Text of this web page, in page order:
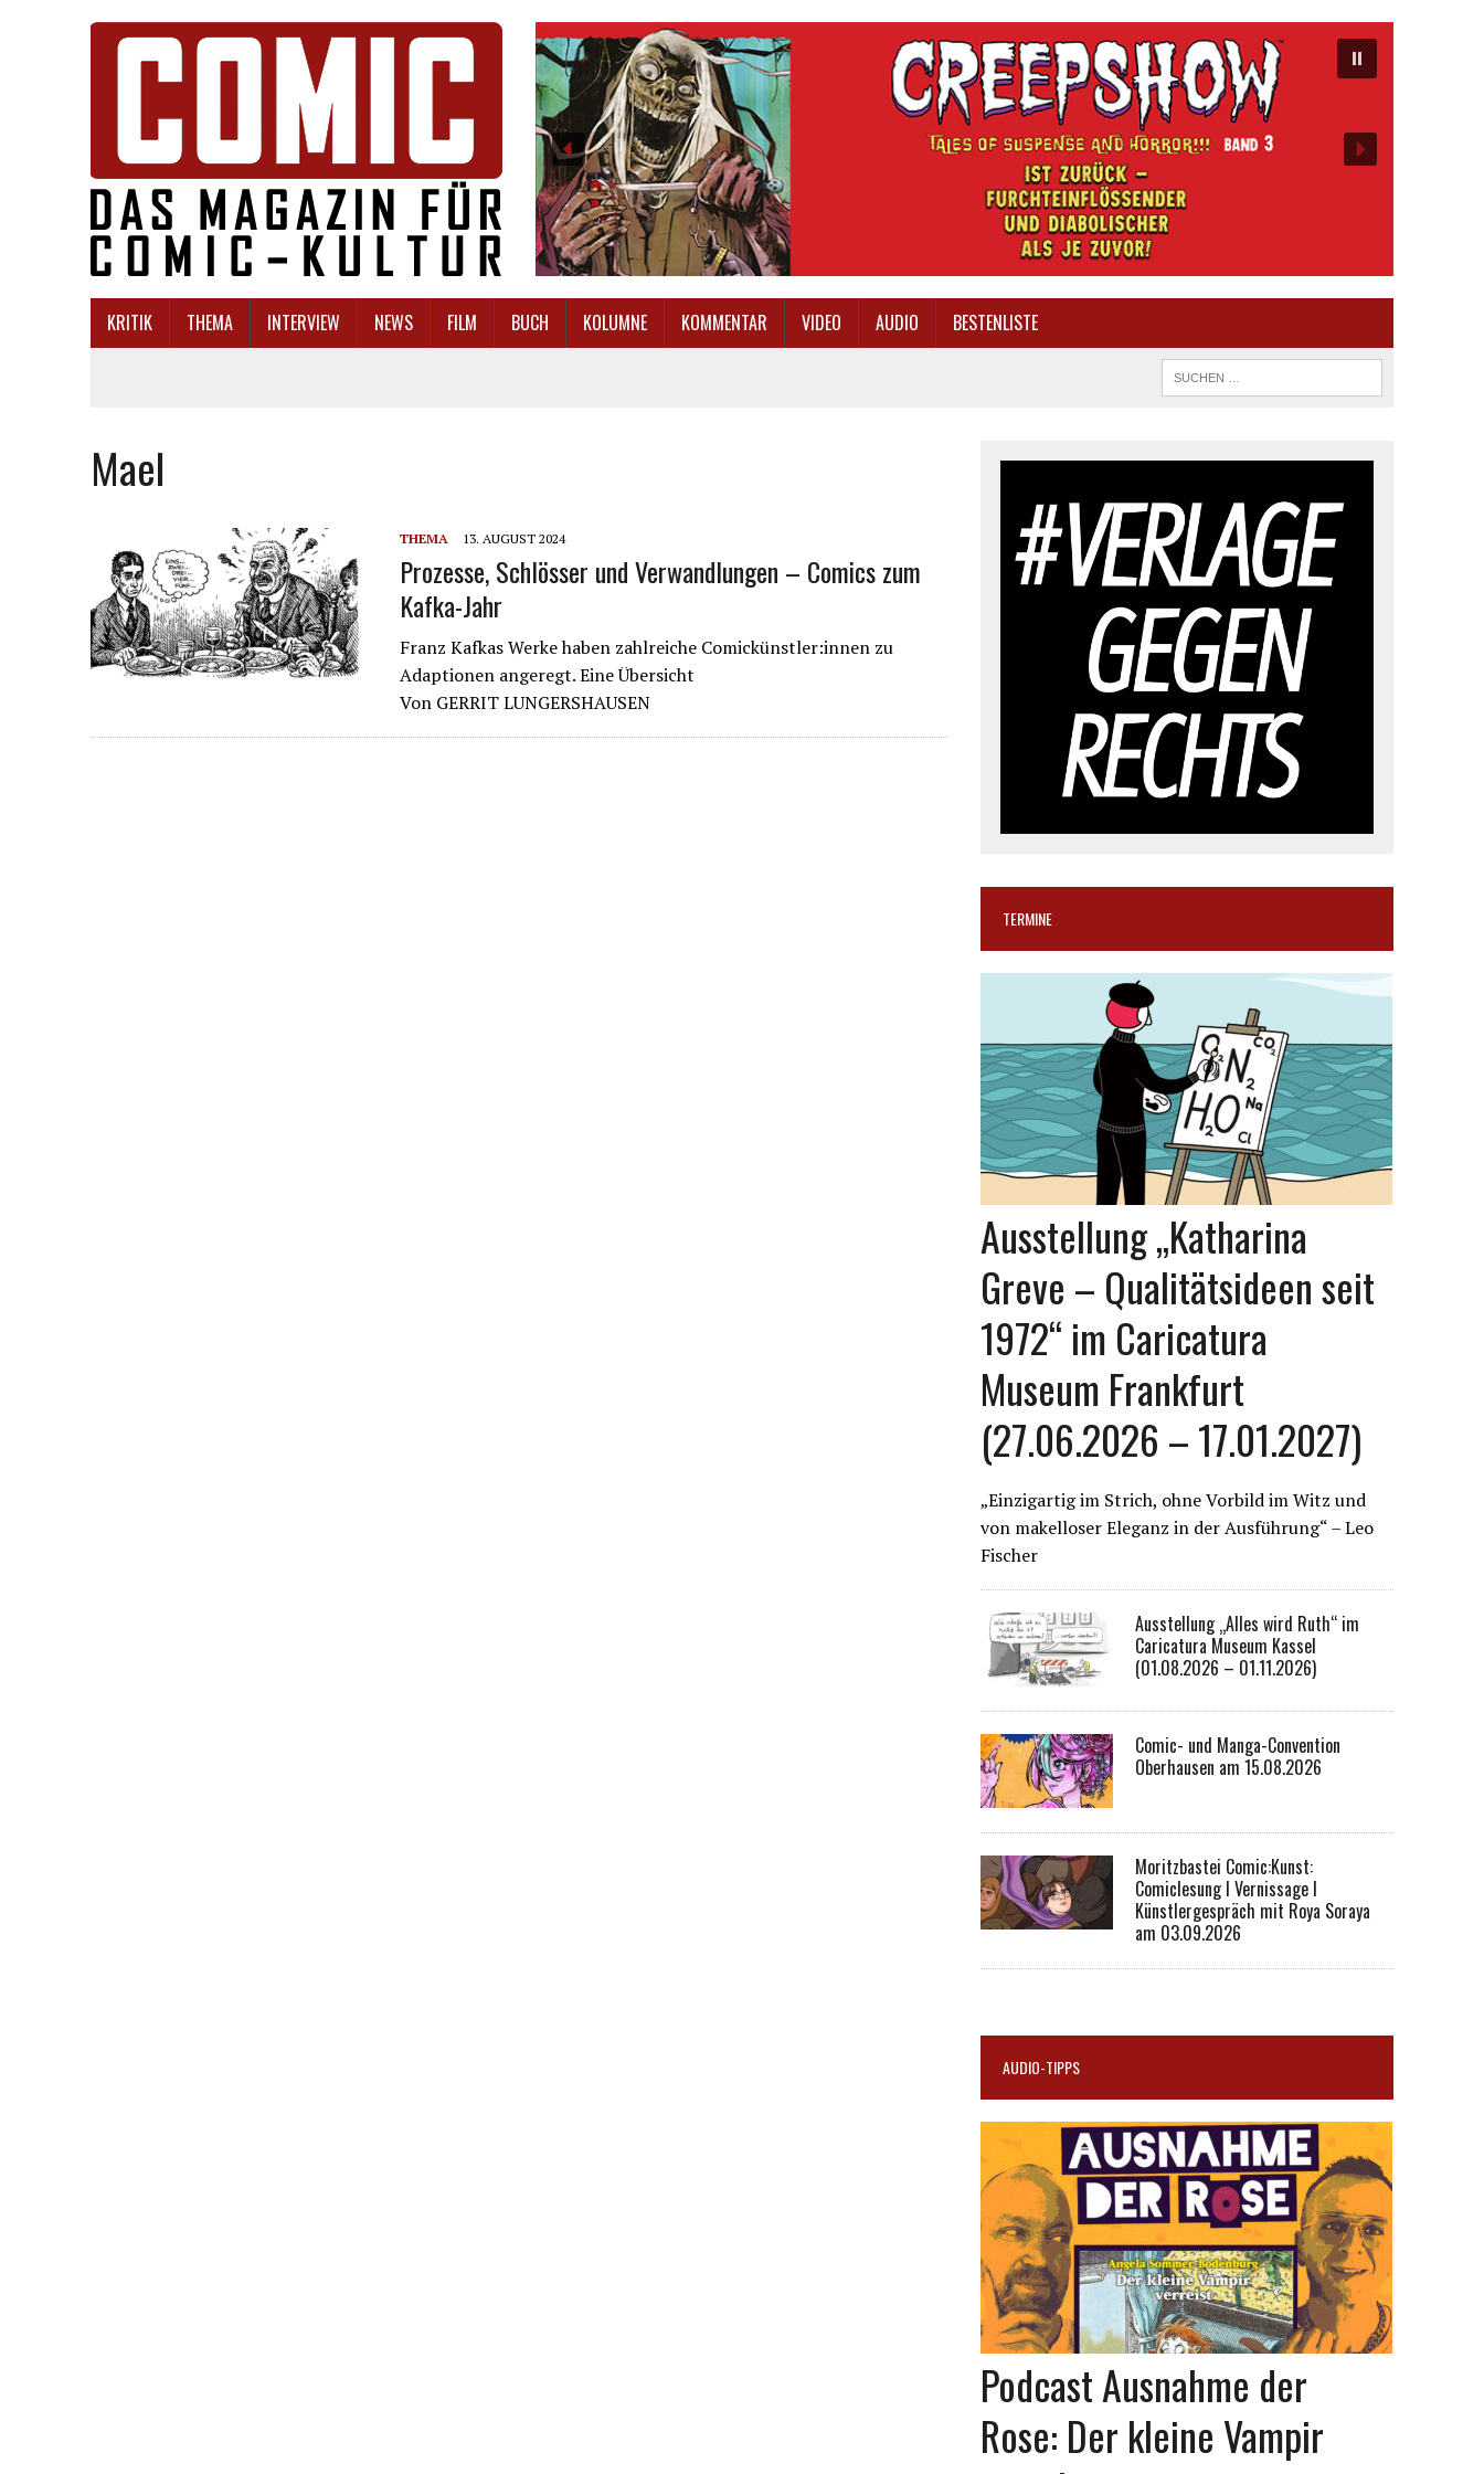
KRITIK THEMA INTERVIEW NEWS FILM BUCH KOLUMNE KOMMENTAR VIDEO AUDIO BESTENLISTE
Mael
THEMA 13. AUGUST 2024
Prozesse, Schlösser und Verwandlungen – Comics zum
Kafka-Jahr
Franz Kafkas Werke haben zahlreiche Comickünstler:innen zu
Adaptionen angeregt. Eine Übersicht
Von GERRIT LUNGERSHAUSEN
TERMINE
Ausstellung „Katharina
Greve – Qualitätsideen seit
1972“ im Caricatura
Museum Frankfurt
(27.06.2026 – 17.01.2027)
„Einzigartig im Strich, ohne Vorbild im Witz und
von makelloser Eleganz in der Ausführung“ – Leo
Fischer
Ausstellung „Alles wird Ruth“ im
Caricatura Museum Kassel
(01.08.2026 – 01.11.2026)
Comic- und Manga-Convention
Oberhausen am 15.08.2026
Moritzbastei Comic:Kunst:
Comiclesung I Vernissage I
Künstlergespräch mit Roya Soraya
am 03.09.2026
AUDIO-TIPPS
Podcast Ausnahme der
Rose: Der kleine Vampir